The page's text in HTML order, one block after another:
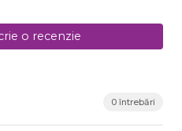
o recenzie
0 întrebări